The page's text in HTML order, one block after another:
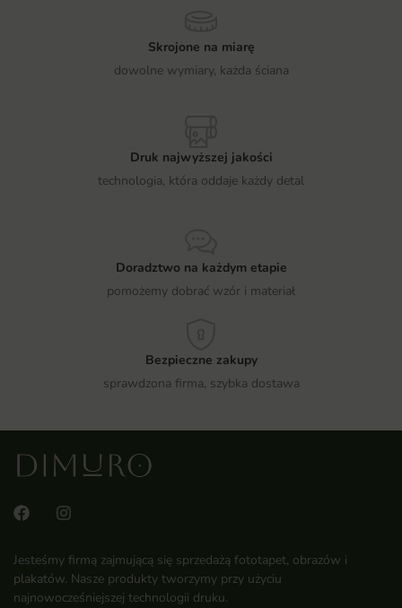
Skrojone na miarę
dowolne wymiary, każda ściana
Druk najwyższej jakości
technologia, która oddaje każdy detal
Doradztwo na każdym etapie
pomożemy dobrać wzór i materiał
Bezpieczne zakupy
sprawdzona firma, szybka dostawa
Jesteśmy firmą zajmującą się sprzedażą fototapet, obrazów i
plakatów. Nasze produkty tworzymy przy użyciu
najnowocześniejszej technologii druku.